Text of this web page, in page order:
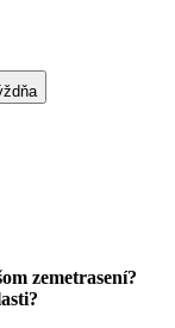
zemetrasení?